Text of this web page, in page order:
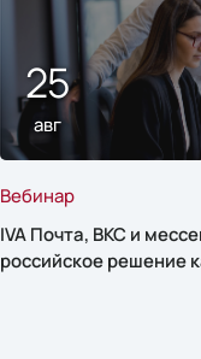
25
авг
Вебинар
IVA Почта, ВКС и
российское решение